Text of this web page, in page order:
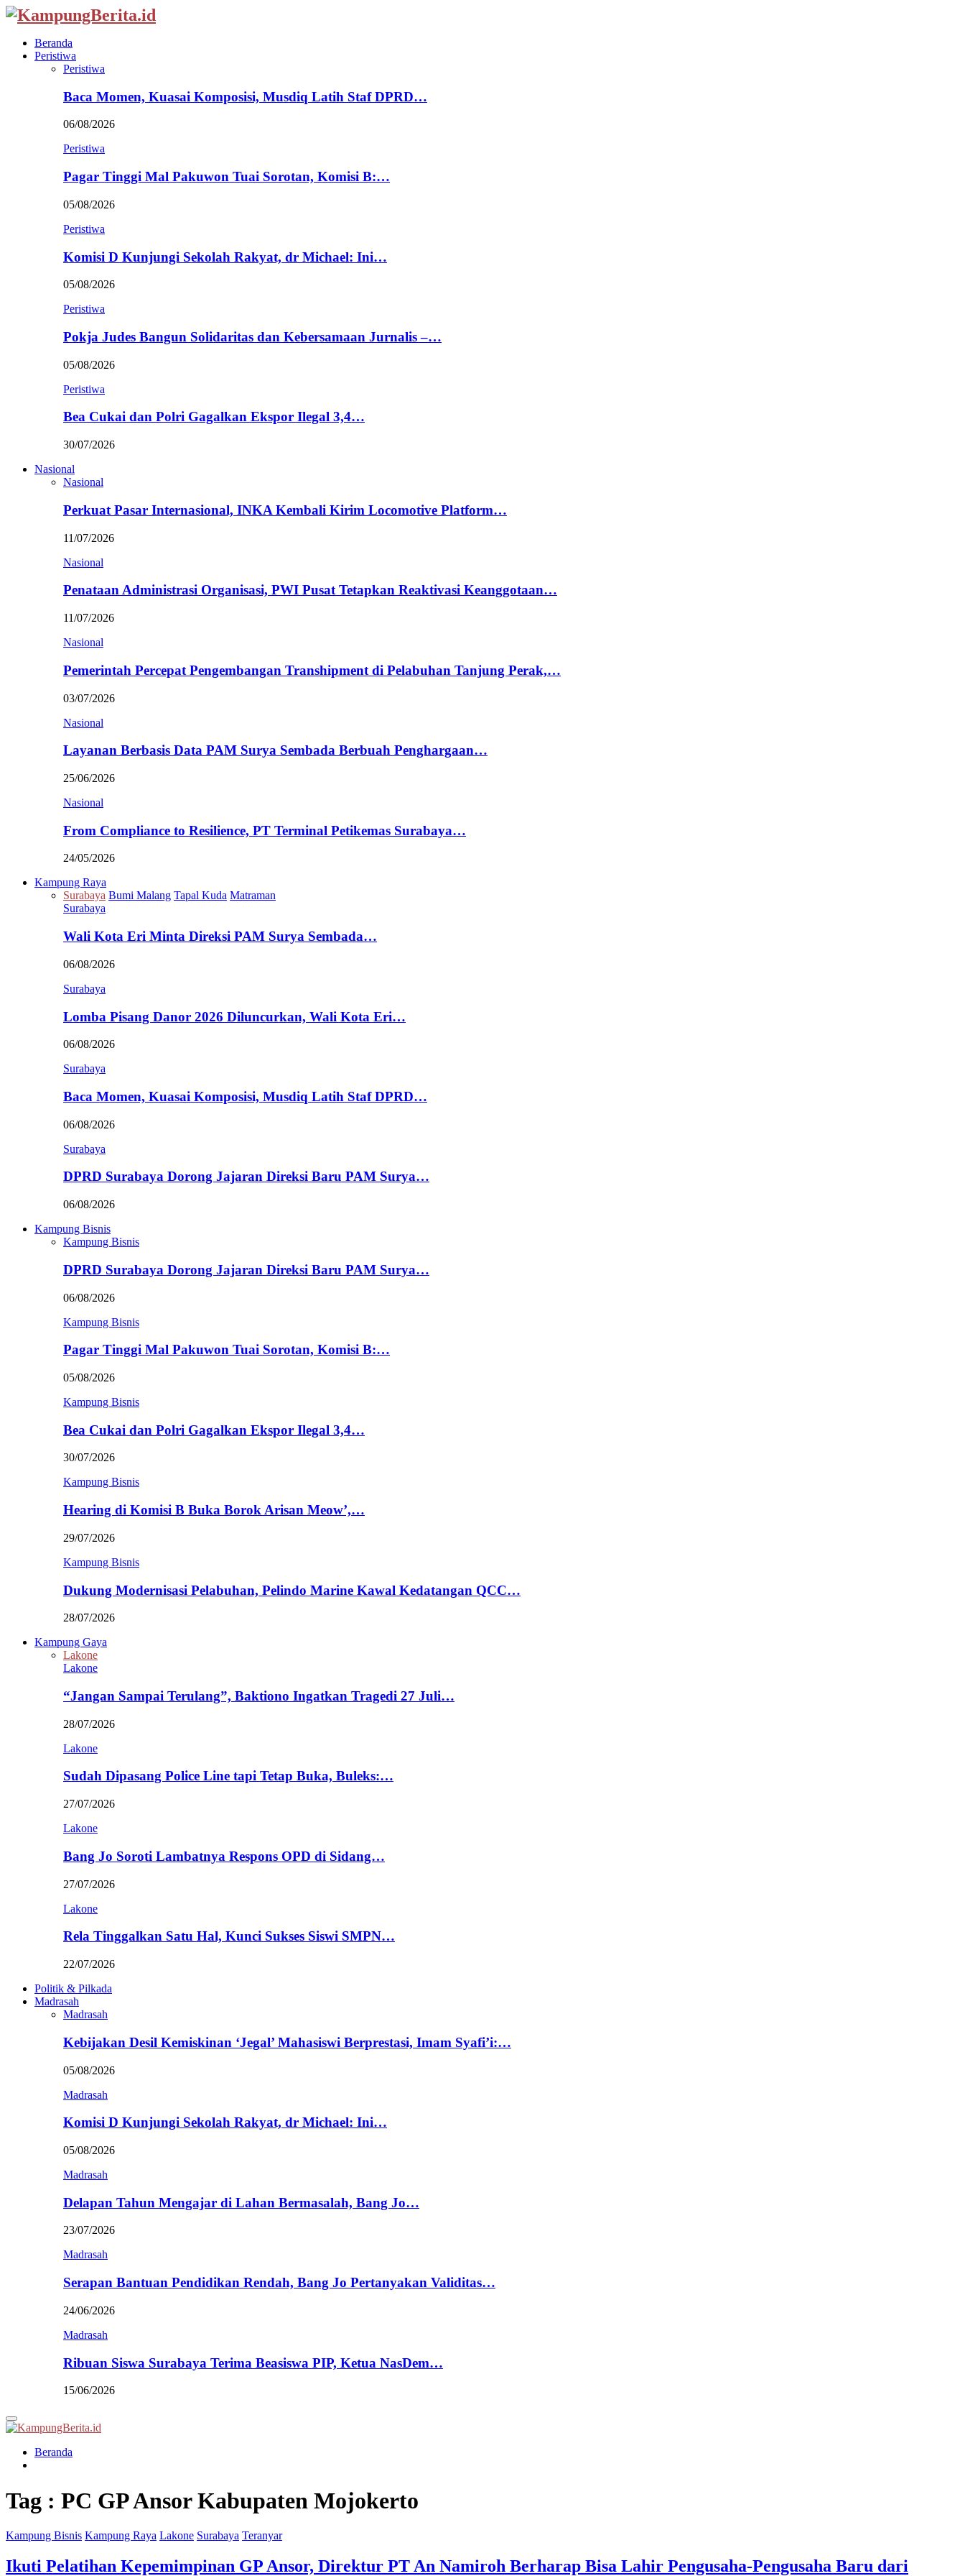
Beranda
Peristiwa
Peristiwa
Baca Momen, Kuasai Komposisi, Musdiq Latih Staf DPRD…
06/08/2026
Peristiwa
Pagar Tinggi Mal Pakuwon Tuai Sorotan, Komisi B:…
05/08/2026
Peristiwa
Komisi D Kunjungi Sekolah Rakyat, dr Michael: Ini…
05/08/2026
Peristiwa
Pokja Judes Bangun Solidaritas dan Kebersamaan Jurnalis –…
05/08/2026
Peristiwa
Bea Cukai dan Polri Gagalkan Ekspor Ilegal 3,4…
30/07/2026
Nasional
Nasional
Perkuat Pasar Internasional, INKA Kembali Kirim Locomotive Platform…
11/07/2026
Nasional
Penataan Administrasi Organisasi, PWI Pusat Tetapkan Reaktivasi Keanggotaan…
11/07/2026
Nasional
Pemerintah Percepat Pengembangan Transhipment di Pelabuhan Tanjung Perak,…
03/07/2026
Nasional
Layanan Berbasis Data PAM Surya Sembada Berbuah Penghargaan…
25/06/2026
Nasional
From Compliance to Resilience, PT Terminal Petikemas Surabaya…
24/05/2026
Kampung Raya
Surabaya Bumi Malang Tapal Kuda Matraman
Surabaya
Wali Kota Eri Minta Direksi PAM Surya Sembada…
06/08/2026
Surabaya
Lomba Pisang Danor 2026 Diluncurkan, Wali Kota Eri…
06/08/2026
Surabaya
Baca Momen, Kuasai Komposisi, Musdiq Latih Staf DPRD…
06/08/2026
Surabaya
DPRD Surabaya Dorong Jajaran Direksi Baru PAM Surya…
06/08/2026
Kampung Bisnis
Kampung Bisnis
DPRD Surabaya Dorong Jajaran Direksi Baru PAM Surya…
06/08/2026
Kampung Bisnis
Pagar Tinggi Mal Pakuwon Tuai Sorotan, Komisi B:…
05/08/2026
Kampung Bisnis
Bea Cukai dan Polri Gagalkan Ekspor Ilegal 3,4…
30/07/2026
Kampung Bisnis
Hearing di Komisi B Buka Borok Arisan Meow’,…
29/07/2026
Kampung Bisnis
Dukung Modernisasi Pelabuhan, Pelindo Marine Kawal Kedatangan QCC…
28/07/2026
Kampung Gaya
Lakone
Lakone
“Jangan Sampai Terulang”, Baktiono Ingatkan Tragedi 27 Juli…
28/07/2026
Lakone
Sudah Dipasang Police Line tapi Tetap Buka, Buleks:…
27/07/2026
Lakone
Bang Jo Soroti Lambatnya Respons OPD di Sidang…
27/07/2026
Lakone
Rela Tinggalkan Satu Hal, Kunci Sukses Siswi SMPN…
22/07/2026
Politik & Pilkada
Madrasah
Madrasah
Kebijakan Desil Kemiskinan ‘Jegal’ Mahasiswi Berprestasi, Imam Syafi’i:…
05/08/2026
Madrasah
Komisi D Kunjungi Sekolah Rakyat, dr Michael: Ini…
05/08/2026
Madrasah
Delapan Tahun Mengajar di Lahan Bermasalah, Bang Jo…
23/07/2026
Madrasah
Serapan Bantuan Pendidikan Rendah, Bang Jo Pertanyakan Validitas…
24/06/2026
Madrasah
Ribuan Siswa Surabaya Terima Beasiswa PIP, Ketua NasDem…
15/06/2026
Primary
Menu
Beranda
Tag : PC GP Ansor Kabupaten Mojokerto
Kampung Bisnis Kampung Raya Lakone Surabaya Teranyar
Ikuti Pelatihan Kepemimpinan GP Ansor, Direktur PT An Namiroh Berharap Bisa Lahir Pengusaha-Pengusaha Baru dari